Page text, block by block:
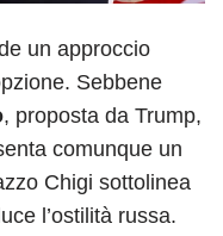
un approccio
Sebbene
, proposta da Trump,
comunque un
Chigi sottolinea
l’ostilità russa.